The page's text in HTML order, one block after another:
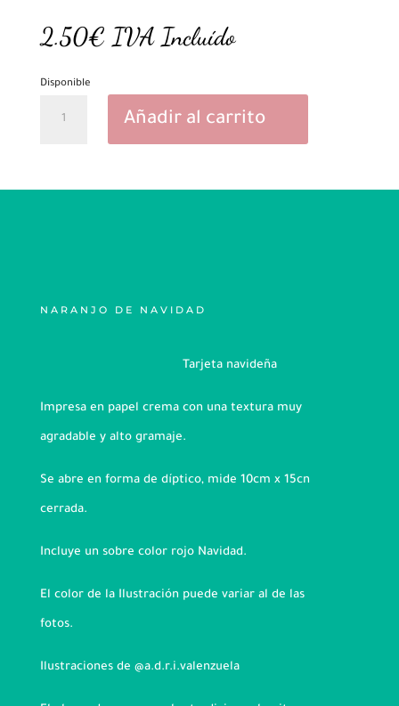
2.50€ IVA Incluído
Disponible
Añadir al carrito
NARANJO DE NAVIDAD
Tarjeta navideña
Impresa en papel crema con una textura muy
agradable y alto gramaje.
Se abre en forma de díptico, mide 10cm x 15cn
cerrada.
Incluye un sobre color rojo Navidad.
El color de la Ilustración puede variar al de las
fotos.
Ilustraciones de @a.d.r.i.valenzuela